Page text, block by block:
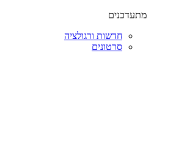
מתעדכנים
חדשות ורגולציה
סרטונים